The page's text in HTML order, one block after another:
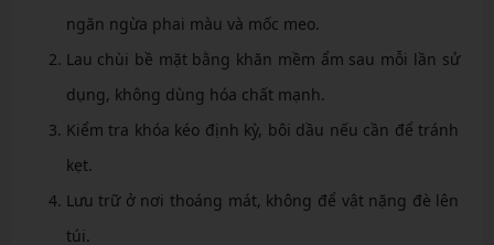
ngăn ngừa phai màu và mốc meo.
Lau chùi bề mặt bằng khăn mềm ẩm sau mỗi lần sử
dụng, không dùng hóa chất mạnh.
Kiểm tra khóa kéo định kỳ, bôi dầu nếu cần để tránh
kẹt.
Lưu trữ ở nơi thoáng mát, không để vật nặng đè lên
túi.